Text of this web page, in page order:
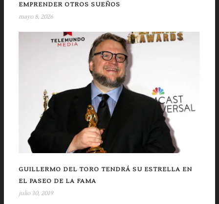
EMPRENDER OTROS SUEÑOS
mayo 8, 2026
GUILLERMO DEL TORO TENDRÁ SU ESTRELLA EN
EL PASEO DE LA FAMA
julio 30, 2019